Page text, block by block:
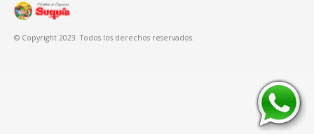
© Copyright 2023. Todos los derechos reservados.